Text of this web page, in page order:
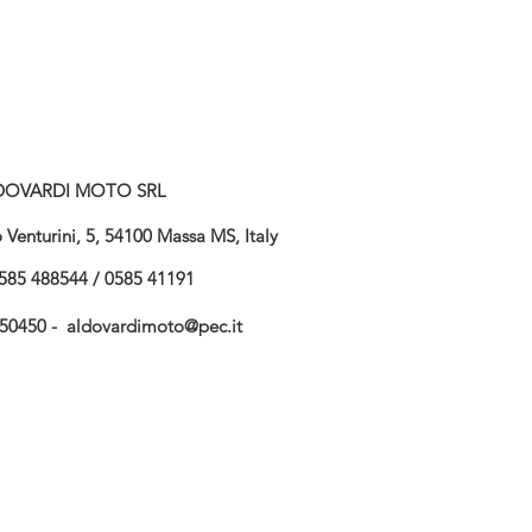
MOTO SRL
5, 54100 Massa MS, Italy
488544 / 0585 41191
- aldovardimoto@pec.it